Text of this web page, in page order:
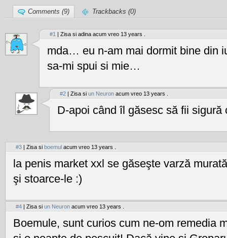
Comments (9) Trackbacks (0)
#1 | Zisa si adina acum vreo 13 years .
mda… eu n-am mai dormit bine din
sa-mi spui si mie…
#2 | Zisa si un Neuron acum vreo 13 years .
D-apoi când îl găsesc să fii
#3 | Zisa si boemul acum vreo 13 years .
la penis market xxl se găseşte varză
şi stoarce-le :)
#4 | Zisa si un Neuron acum vreo 13 years .
Boemule, sunt curios cum ne-om remedia